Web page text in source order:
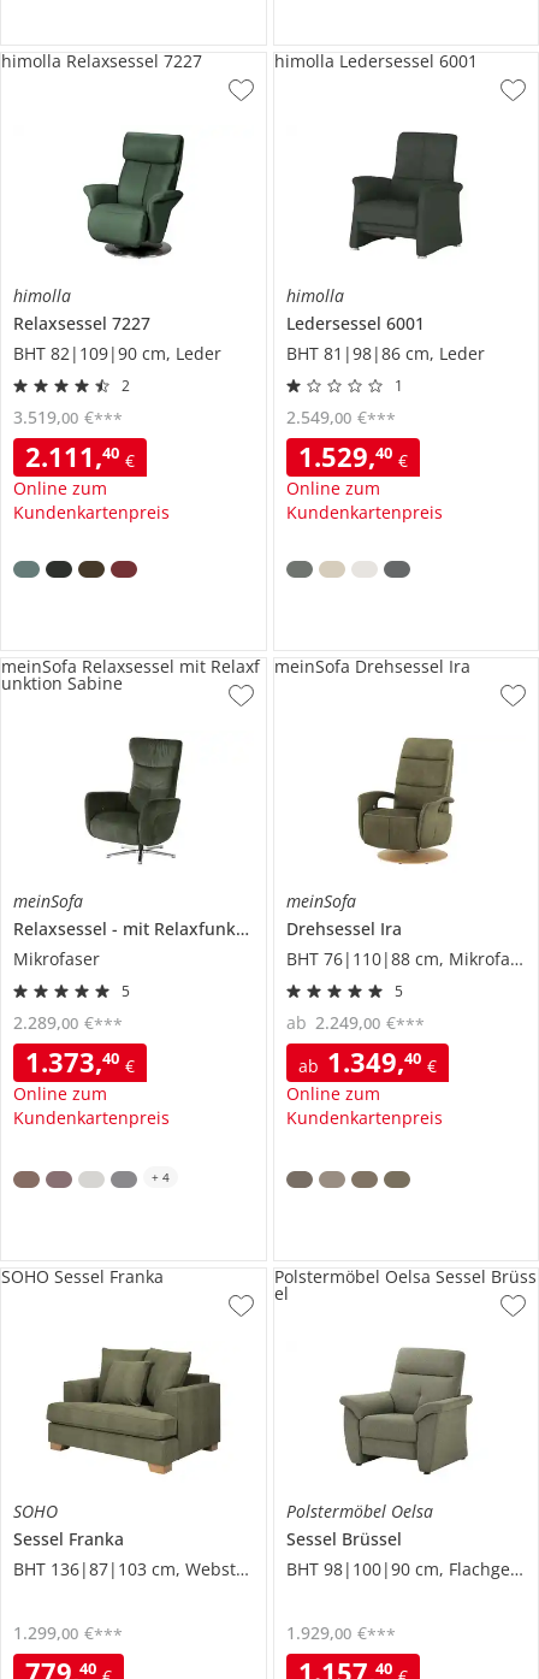
himolla
Relaxsessel 7227
BHT 82|109|90 cm, Leder
2
2.111,40 €
Online zum
Kundenkartenpreis
3.519,00 €***
himolla Relaxsessel 7227
himolla
Ledersessel 6001
BHT 81|98|86 cm, Leder
1
1.529,40 €
Online zum
Kundenkartenpreis
2.549,00 €***
himolla Ledersessel 6001
meinSofa
Relaxsessel
mit Relaxfunktion
Sabine
Mikrofaser
5
1.373,40 €
Online zum
Kundenkartenpreis
2.289,00 €***
meinSofa Relaxsessel mit Relaxf
unktion Sabine
+ 4
meinSofa
Drehsessel Ira
BHT 76|110|88 cm, Mikrofaser
5
ab 1.349,40 €
Online zum
Kundenkartenpreis
ab 2.249,00 €***
meinSofa Drehsessel Ira
SOHO
Sessel Franka
BHT 136|87|103 cm, Webstoff grob
779,40
1.299,00 €***
SOHO Sessel Franka
Polstermöbel Oelsa
Sessel Brüssel
BHT 98|100|90 cm, Flachgewebe
1.157,40
1.929,00 €***
Polstermöbel Oelsa Sessel Brüss
el